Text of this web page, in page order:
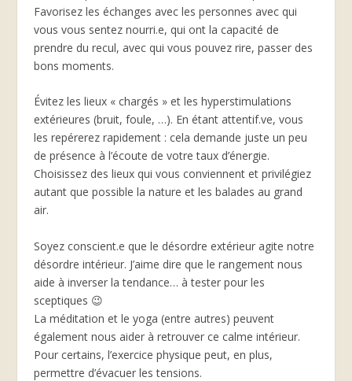
Favorisez les échanges avec les personnes avec qui
vous vous sentez nourri.e, qui ont la capacité de
prendre du recul, avec qui vous pouvez rire, passer des
bons moments.
Évitez les lieux « chargés » et les hyperstimulations
extérieures (bruit, foule, …). En étant attentif.ve, vous
les repérerez rapidement : cela demande juste un peu
de présence à l’écoute de votre taux d’énergie.
Choisissez des lieux qui vous conviennent et privilégiez
autant que possible la nature et les balades au grand
air.
Soyez conscient.e que le désordre extérieur agite notre
désordre intérieur. J’aime dire que le rangement nous
aide à inverser la tendance… à tester pour les
sceptiques 😉
La méditation et le yoga (entre autres) peuvent
également nous aider à retrouver ce calme intérieur.
Pour certains, l’exercice physique peut, en plus,
permettre d’évacuer les tensions.